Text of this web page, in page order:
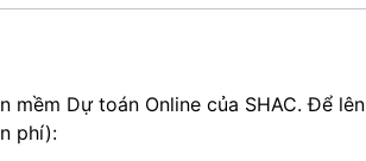
Dự toán Online của SHAC. Để lên
phí):